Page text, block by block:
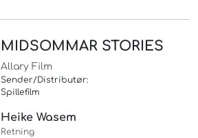
MIDSOMMAR STORIES
Allary Film
Sender/Distributør:
Spillefilm
Heike Wasem
Retning